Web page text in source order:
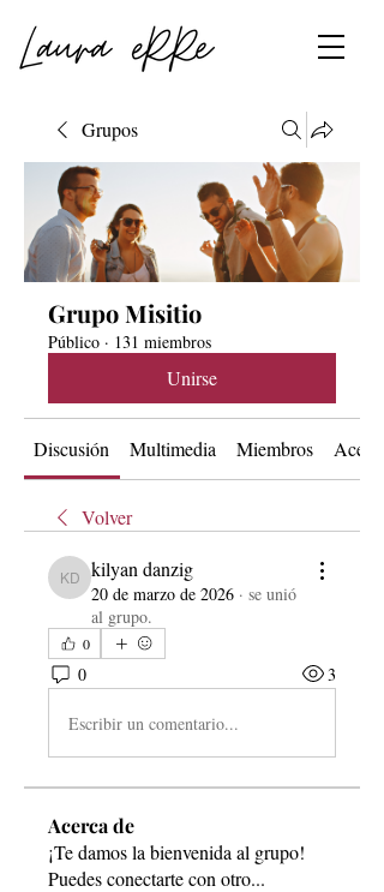
Grupos
Grupo Misitio
Público · 131 miembros
Unirse
Discusión Multimedia Miembros Acerca
Volver
kilyan danzig
kilyan danzig
20 de marzo de 2026 · se unió
al grupo.
0
0 3
Escribir un comentario...
Acerca de
¡Te damos la bienvenida al grupo!
Puedes conectarte con otro...